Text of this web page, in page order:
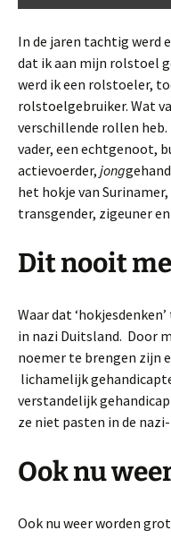
In de jaren tachtig werd
dat ik aan mijn rolstoel
werd ik een rolstoeler,
rolstoelgebruiker. Wat
verschillende rollen heb.
vader, een echtgenoot,
actievoerder, jong
het hokje van
transgender, zigeuner
Dit nooit
Waar dat
in nazi Duitsland. Door
noemer te brengen zijn
lichamelijk
verstandelijk
ze niet pasten in de
Ook nu
Ook nu weer worden